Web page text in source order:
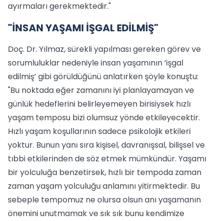
ayırmaları gerekmektedir."
"İNSAN YAŞAMI İŞGAL EDİLMİŞ"
Doç. Dr. Yılmaz, sürekli yapılması gereken görev ve
sorumluluklar nedeniyle insan yaşamının ’işgal
edilmiş’ gibi görüldüğünü anlatırken şöyle konuştu:
"Bu noktada eğer zamanını iyi planlayamayan ve
günlük hedeflerini belirleyemeyen birisiysek hızlı
yaşam temposu bizi olumsuz yönde etkileyecektir.
Hızlı yaşam koşullarının sadece psikolojik etkileri
yoktur. Bunun yanı sıra kişisel, davranışsal, bilişsel ve
tıbbi etkilerinden de söz etmek mümkündür. Yaşamı
bir yolculuğa benzetirsek, hızlı bir tempoda zaman
zaman yaşam yolculuğu anlamını yitirmektedir. Bu
sebeple tempomuz ne olursa olsun anı yaşamanın
önemini unutmamak ve sık sık bunu kendimize